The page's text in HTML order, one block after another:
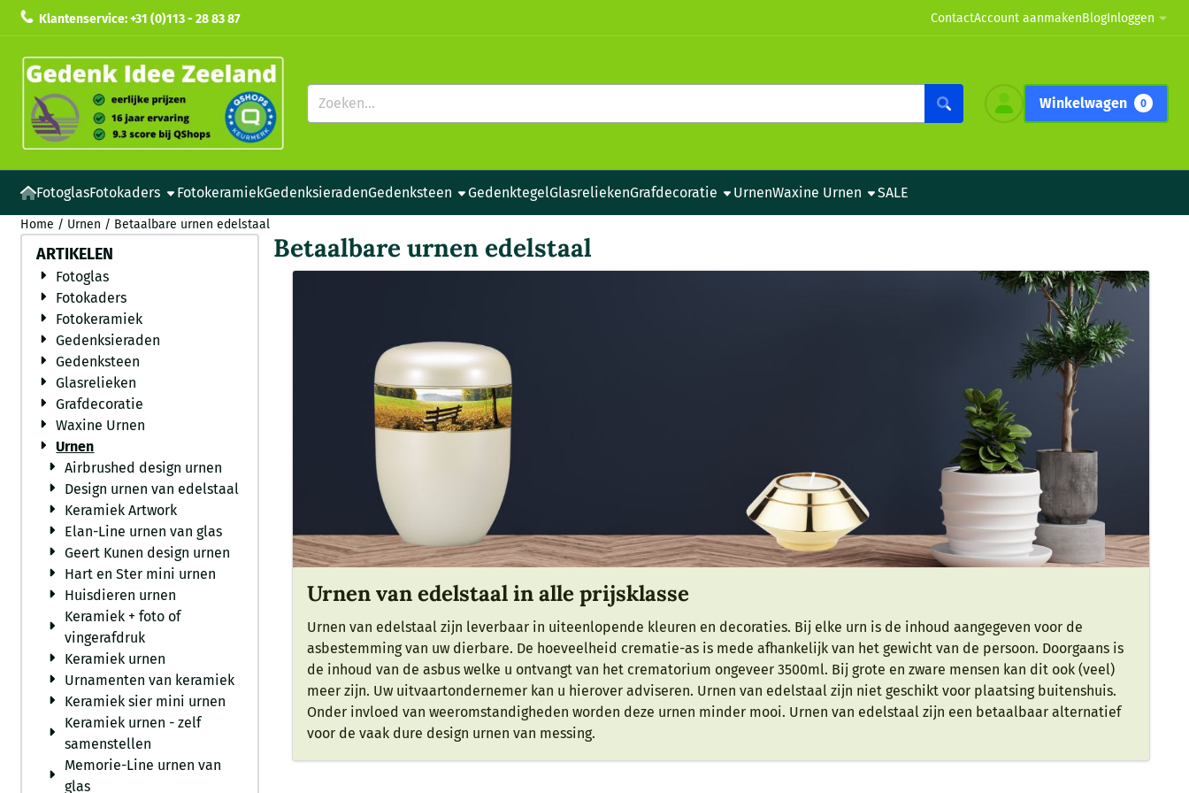
Cookievoorkeuren zijn beschikbaar. Kies instellingen of sta alle cookies toe.
Klantenservice: +31 (0)113 - 28 83 87 ContactAccount aanmakenBlogInloggen
Zoeken
Winkelwagen 0
FotoglasFotokaders FotokeramiekGedenksieradenGedenksteen GedenktegelGlasreliekenGrafdecoratie UrnenWaxine Urnen SALE
Home / Urnen / Betaalbare urnen edelstaal
ARTIKELEN
Fotoglas
Fotokaders
Fotokeramiek
Gedenksieraden
Gedenksteen
Glasrelieken
Grafdecoratie
Waxine Urnen
Urnen
Airbrushed design urnen
Design urnen van edelstaal
Keramiek Artwork
Elan-Line urnen van glas
Geert Kunen design urnen
Hart en Ster mini urnen
Huisdieren urnen
Keramiek + foto of
vingerafdruk
Keramiek urnen
Urnamenten van keramiek
Keramiek sier mini urnen
Keramiek urnen - zelf
samenstellen
Memorie-Line urnen van
glas
Betaalbare urnen edelstaal
Urnen van edelstaal in alle prijsklasse
Urnen van edelstaal zijn leverbaar in uiteenlopende kleuren en decoraties. Bij elke urn is de inhoud aangegeven voor de
asbestemming van uw dierbare. De hoeveelheid crematie-as is mede afhankelijk van het gewicht van de persoon. Doorgaans is
de inhoud van de asbus welke u ontvangt van het crematorium ongeveer 3500ml. Bij grote en zware mensen kan dit ook (veel)
meer zijn. Uw uitvaartondernemer kan u hierover adviseren. Urnen van edelstaal zijn niet geschikt voor plaatsing buitenshuis.
Onder invloed van weeromstandigheden worden deze urnen minder mooi. Urnen van edelstaal zijn een betaalbaar alternatief
voor de vaak dure design urnen van messing.